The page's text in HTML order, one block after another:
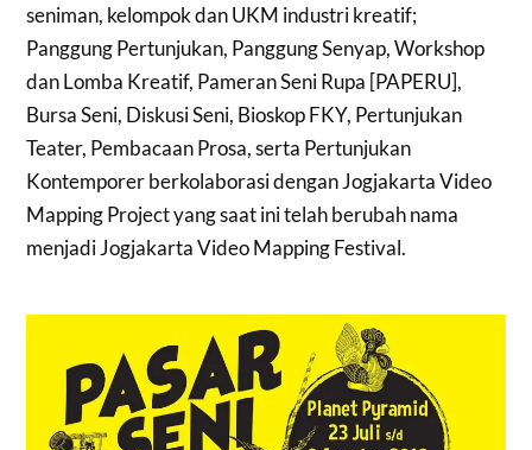
seniman, kelompok dan UKM industri kreatif;
Panggung Pertunjukan, Panggung Senyap, Workshop
dan Lomba Kreatif, Pameran Seni Rupa [PAPERU],
Bursa Seni, Diskusi Seni, Bioskop FKY, Pertunjukan
Teater, Pembacaan Prosa, serta Pertunjukan
Kontemporer berkolaborasi dengan Jogjakarta Video
Mapping Project yang saat ini telah berubah nama
menjadi Jogjakarta Video Mapping Festival.